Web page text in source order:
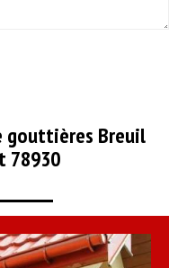
gouttières Breuil
78930